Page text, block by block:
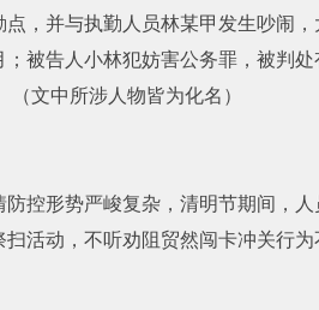
，并与执勤人员林某甲发生吵闹
被告人小林犯妨害公务罪，被判
（文中所涉人物皆为化名）
控形势严峻复杂，清明节期间，
活动，不听劝阻贸然闯卡冲关行为